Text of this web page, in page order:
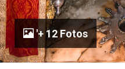
'+ 12 Fotos